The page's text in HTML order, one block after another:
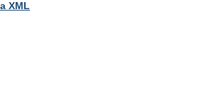
XML